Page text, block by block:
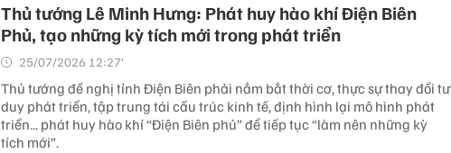
Thủ tướng Lê Minh Hưng: Phát huy hào khí Điện Biên
Phủ, tạo những kỳ tích mới trong phát triển
25/07/2026 12:27’
Thủ tướng đề nghị tỉnh Điện Biên phải nắm bắt thời cơ, thực sự thay đổi tư
duy phát triển, tập trung tái cấu trúc kinh tế, định hình lại mô hình phát
triển... phát huy hào khí “Điện Biên phủ” để tiếp tục “làm nên những kỳ
tích mới”.